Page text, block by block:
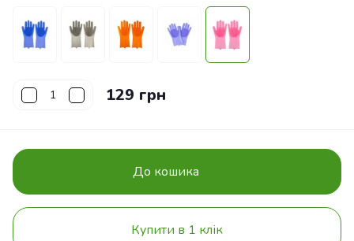
129 грн
До кошика
Купити в 1 клік